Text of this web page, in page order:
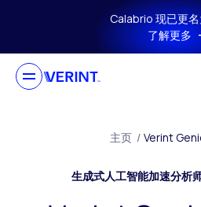
Calabrio 现已更
了解更多
主页 / Verint
生成式人工智能加速分析